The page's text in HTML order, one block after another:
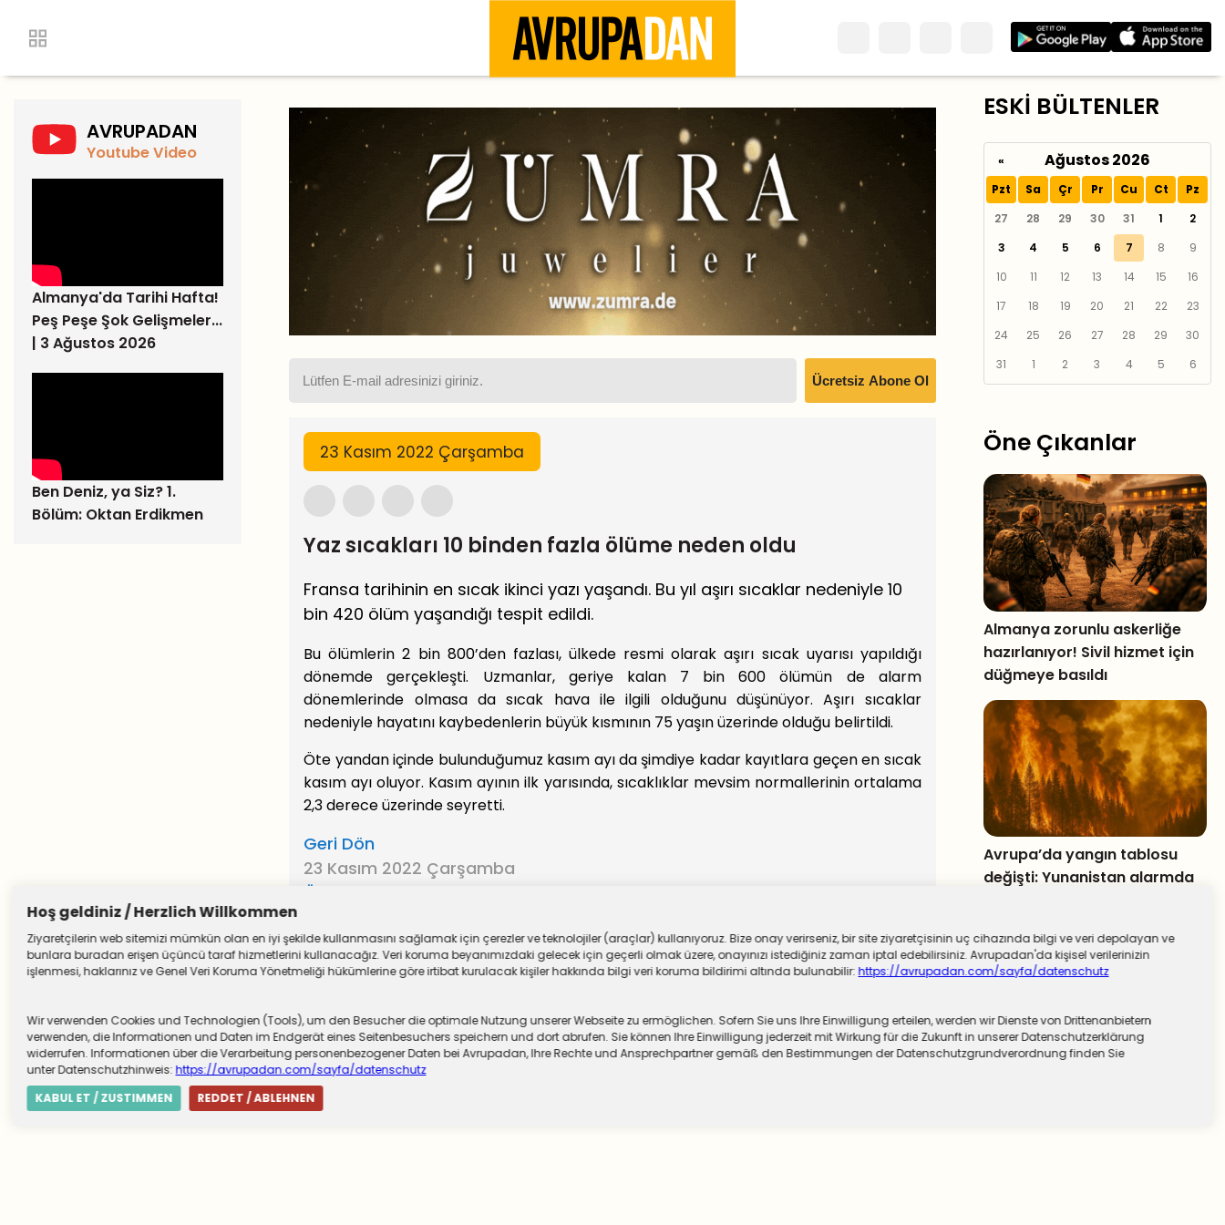
AVRUPADAN
Youtube Video
Almanya'da Tarihi Hafta!
Peş Peşe Şok Gelişmeler...
| 3 Ağustos 2026
Ben Deniz, ya Siz? 1.
Bölüm: Oktan Erdikmen
23 Kasım 2022 Çarşamba
Yaz sıcakları 10 binden fazla ölüme neden oldu
Fransa tarihinin en sıcak ikinci yazı yaşandı. Bu yıl aşırı sıcaklar nedeniyle 10
bin 420 ölüm yaşandığı tespit edildi.
Bu ölümlerin 2 bin 800’den fazlası, ülkede resmi olarak aşırı sıcak uyarısı yapıldığı
dönemde gerçekleşti. Uzmanlar, geriye kalan 7 bin 600 ölümün de alarm
dönemlerinde olmasa da sıcak hava ile ilgili olduğunu düşünüyor. Aşırı sıcaklar
nedeniyle hayatını kaybedenlerin büyük kısmının 75 yaşın üzerinde olduğu belirtildi.
Öte yandan içinde bulunduğumuz kasım ayı da şimdiye kadar kayıtlara geçen en sıcak
kasım ayı oluyor. Kasım ayının ilk yarısında, sıcaklıklar mevsim normallerinin ortalama
2,3 derece üzerinde seyretti.
Geri Dön
23 Kasım 2022 Çarşamba
Önceki Yazılar
ESKİ BÜLTENLER
« Ağustos 2026
Pzt Sa Çr Pr Cu Ct
Pz
27
28 29 30 31 1
2
3
4 5 6 7 8
9
10
11 12 13 14 15
16
17
18 19 20 21 22
23
24
25 26 27 28 29
30
31
1 2 3 4 5 6
Öne Çıkanlar
Almanya zorunlu askerliğe
hazırlanıyor! Sivil hizmet için
düğmeye basıldı
Avrupa’da yangın tablosu
değişti: Yunanistan alarmda
Hoş geldiniz / Herzlich Willkommen
Ziyaretçilerin web sitemizi mümkün olan en iyi şekilde kullanmasını sağlamak için çerezler ve teknolojiler (araçlar) kullanıyoruz. Bize onay verirseniz, bir site ziyaretçisinin uç cihazında bilgi ve veri depolayan ve
bunlara buradan erişen üçüncü taraf hizmetlerini kullanacağız. Veri koruma beyanımızdaki gelecek için geçerli olmak üzere, onayınızı istediğiniz zaman iptal edebilirsiniz. Avrupadan'da kişisel verilerinizin
işlenmesi, haklarınız ve Genel Veri Koruma Yönetmeliği hükümlerine göre irtibat kurulacak kişiler hakkında bilgi veri koruma bildirimi altında bulunabilir: https://avrupadan.com/sayfa/datenschutz
Wir verwenden Cookies und Technologien (Tools), um den Besucher die optimale Nutzung unserer Webseite zu ermöglichen. Sofern Sie uns Ihre Einwilligung erteilen, werden wir Dienste von Drittenanbietern
verwenden, die Informationen und Daten im Endgerät eines Seitenbesuchers speichern und dort abrufen. Sie können Ihre Einwilligung jederzeit mit Wirkung für die Zukunft in unserer Datenschutzerklärung
widerrufen. Informationen über die Verarbeitung personenbezogener Daten bei Avrupadan, Ihre Rechte und Ansprechpartner gemäß den Bestimmungen der Datenschutzgrundverordnung finden Sie
unter Datenschutzhinweis: https://avrupadan.com/sayfa/datenschutz
KABUL ET / ZUSTIMMEN
REDDET / ABLEHNEN